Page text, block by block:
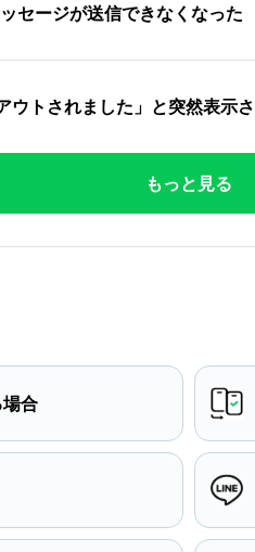
セージが送信できなくなった
ウトされました」と突然表示
もっと見る
合